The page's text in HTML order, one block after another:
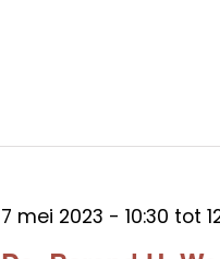
7 mei 2023 - 10:30 tot